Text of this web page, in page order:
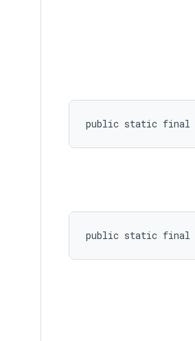
public static final
public static final